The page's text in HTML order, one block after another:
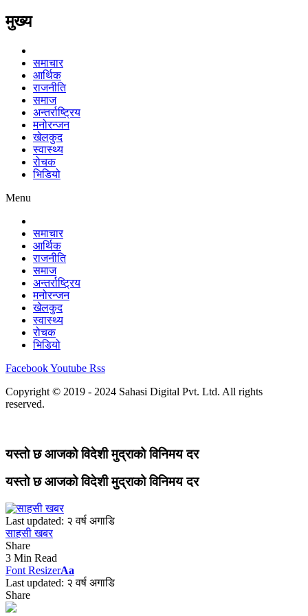
मुख्य
समाचार
आर्थिक
राजनीति
समाज
अन्तर्राष्ट्रिय
मनोरन्जन
खेलकुद
स्वास्थ्य
रोचक
भिडियो
Menu
समाचार
आर्थिक
राजनीति
समाज
अन्तर्राष्ट्रिय
मनोरन्जन
खेलकुद
स्वास्थ्य
रोचक
भिडियो
FacebookYoutube Rss
Copyright © 2019 - 2024 Sahasi Digital Pvt. Ltd. All rights
reserved.
यस्ताे छ आजको विदेशी मुद्राको विनिमय दर
यस्ताे छ आजको विदेशी मुद्राको विनिमय दर
Last updated: २ वर्ष अगाडि
साहसी खबर
Share
3 Min Read
Font ResizerAa
Last updated: २ वर्ष अगाडि
Share